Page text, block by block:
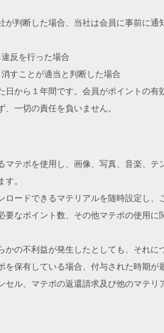
判断した場合、当社は会員に事前に
反を行った場合
すことが適当と判断した場合
から１年間です。会員がポイントの
一切の責任を負いません。
テポを使用し、画像、写真、音楽、
。
ードできるマテリアルを随時設定し、
なポイント数、その他マテポの使用
の不利益が発生したとしても、それに
保有している場合、付与された時期が
ル、マテポの返還請求及び他のマテリ